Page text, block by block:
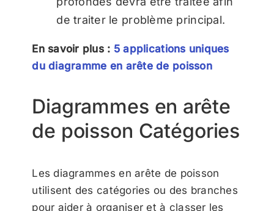
de traiter le problème principal.
En savoir plus : 5 applications uniques
du diagramme en arête de poisson
Diagrammes en arête
de poisson Catégories
Les diagrammes en arête de poisson
utilisent des catégories ou des branches
pour aider à organiser et à classer les